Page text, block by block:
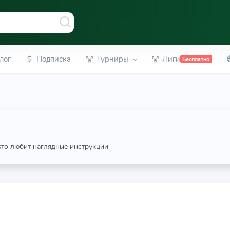
Подписка Турниры Лиги Бесплатно
любит наглядные инструкции